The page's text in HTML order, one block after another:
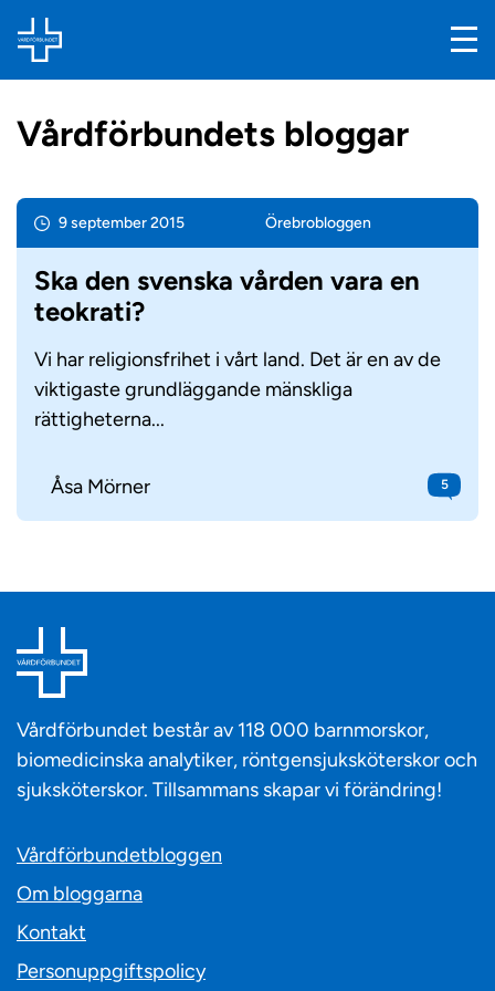
Vårdförbundets bloggar
9 september 2015 Örebro­bloggen
Ska den svenska vården vara en
teokrati?
Vi har religionsfrihet i vårt land. Det är en av de
viktigaste grundläggande mänskliga
rättigheterna...
Åsa Mörner 5
Vårdförbundet består av 118 000 barnmorskor,
biomedicinska analytiker, röntgensjuksköterskor och
sjuksköterskor. Tillsammans skapar vi förändring!
Vårdförbundetbloggen
Om bloggarna
Kontakt
Personuppgiftspolicy